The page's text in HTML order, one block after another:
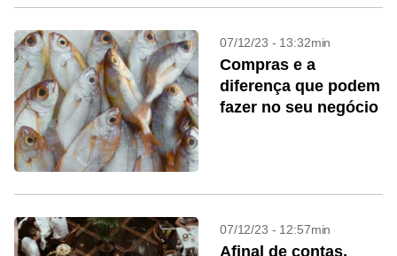
07/12/23 - 13:32min
Compras e a
diferença que podem
fazer no seu negócio
07/12/23 - 12:57min
Afinal de contas,